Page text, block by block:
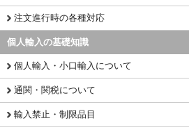
注文進行時の各種対応
個人輸入の基礎知識
個人輸入・小口輸入について
通関・関税について
輸入禁止・制限品目